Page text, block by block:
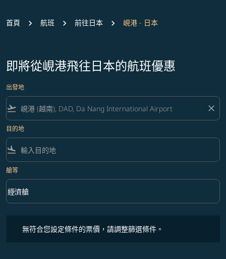
首頁 航班 前往日本 峴港 - 日本
即將從峴港飛往日本的航班優惠
出發地
flight_takeoff close
目的地
flight_land
艙等
艙等 option 經濟艙 Selected
經濟艙
keyboard_arrow_down
無符合您設定條件的票價，請調整篩選條件。